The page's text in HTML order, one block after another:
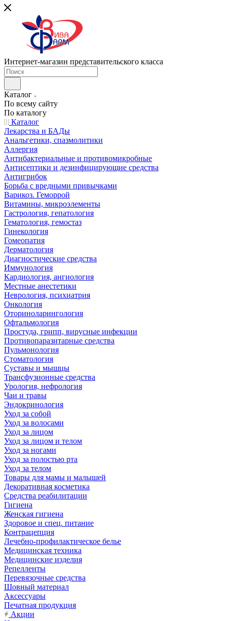
Интернет-магазин представительского класса
Каталог
По всему сайту
По каталогу
Каталог
Лекарства и БАДы
Анальгетики, спазмолитики
Аллергия
Антибактериальные и противомикробные
Антисептики и дезинфицирующие средства
Антигрибок
Борьба с вредными привычками
Варикоз. Геморрой
Витамины, микроэлементы
Гастрология, гепатология
Гематология, гемостаз
Гинекология
Гомеопатия
Дерматология
Диагностические средства
Иммунология
Кардиология, ангиология
Местные анестетики
Неврология, психиатрия
Онкология
Оториноларингология
Офтальмология
Простуда, грипп, вирусные инфекции
Противопаразитарные средства
Пульмонология
Стоматология
Суставы и мышцы
Трансфузионные средства
Урология, нефрология
Чаи и травы
Эндокринология
Уход за собой
Уход за волосами
Уход за лицом
Уход за лицом и телом
Уход за ногами
Уход за полостью рта
Уход за телом
Товары для мамы и малышей
Декоративная косметика
Средства реабилитации
Гигиена
Женская гигиена
Здоровое и спец. питание
Контрацепция
Лечебно-профилактическое белье
Медицинская техника
Медицинские изделия
Репелленты
Перевязочные средства
Шовный материал
Аксессуары
Печатная продукция
Акции